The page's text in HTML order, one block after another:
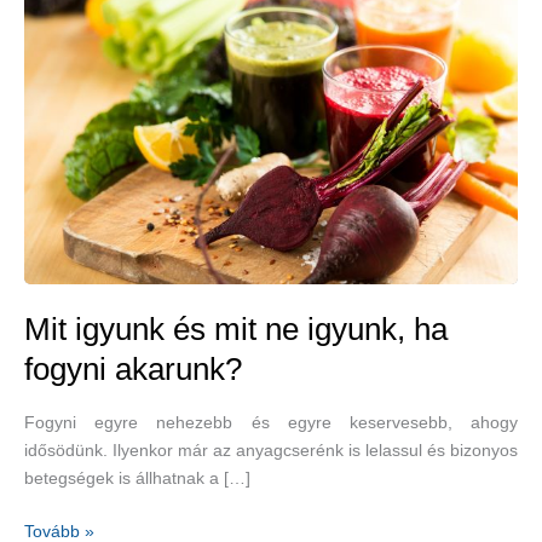
Mit igyunk és mit ne igyunk, ha
fogyni akarunk?
Fogyni egyre nehezebb és egyre keservesebb, ahogy
idősödünk. Ilyenkor már az anyagcserénk is lelassul és bizonyos
betegségek is állhatnak a […]
Mit
Tovább »